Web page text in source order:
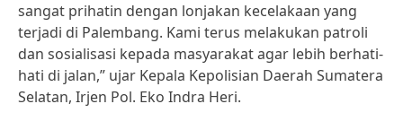
sangat prihatin dengan lonjakan kecelakaan yang
terjadi di Palembang. Kami terus melakukan patroli
dan sosialisasi kepada masyarakat agar lebih berhati-
hati di jalan,” ujar Kepala Kepolisian Daerah Sumatera
Selatan, Irjen Pol. Eko Indra Heri.